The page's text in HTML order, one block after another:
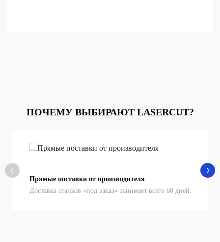
ПОЧЕМУ ВЫБИРАЮТ LASERCUT?
Прямые поставки от производителя
Доставка станков «под заказ» занимает всего 60 дней.